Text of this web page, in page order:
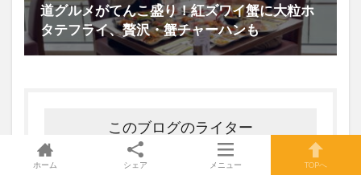
道グルメがてんこ盛り！紅ズワイ蟹に大粒ホ
タテフライ、贅沢・蟹チャーハンも
このブログのライター
ホーム シェア メニュー TOPへ